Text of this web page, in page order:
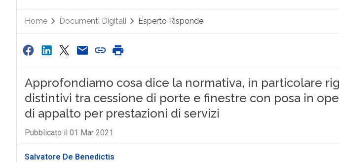
Home Documenti Digitali Esperto Risponde
Approfondiamo cosa dice la normativa, in particolare
distintivi tra cessione di porte e finestre con posa in
di appalto per prestazioni di servizi
Pubblicato il 01 Mar 2021
Salvatore De Benedictis